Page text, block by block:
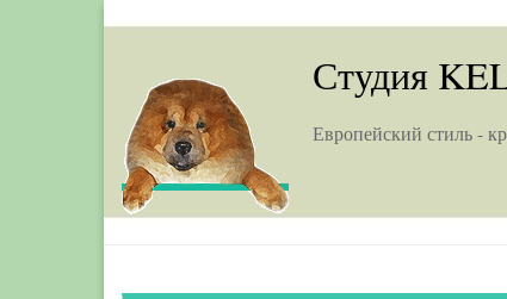
Студия
Европейский стиль -